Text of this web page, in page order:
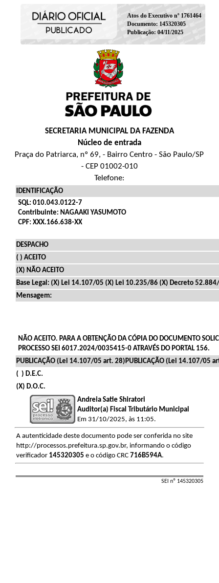
Atos do Executivo nº 1761464
Documento: 145320305
Publicação: 04/11/2025
SECRETARIA MUNICIPAL DA FAZENDA
Núcleo de entrada
Praça do Patriarca, nº 69, - Bairro Centro - São Paulo/SP
- CEP 01002-010
Telefone:
IDENTIFICAÇÃO
SQL: 010.043.0122-7
Contribuinte: NAGAAKI YASUMOTO
CPF: XXX.166.638-XX
DESPACHO
( ) ACEITO
(X) NÃO ACEITO
Base Legal: (X) Lei 14.107/05 (X) Lei 10.235/86 (X) Decreto
Mensagem:
NÃO ACEITO. PARA A OBTENÇÃO DA CÓPIA DO DOCUMENTO
PROCESSO SEI 6017.2024/0035415-0 ATRAVÉS DO PORTAL 156.
PUBLICAÇÃO (Lei 14.107/05 art. 28)PUBLICAÇÃO (Lei 14.107/05
( ) D.E.C.
(X) D.O.C.
Andreia Satie Shiratori
Auditor(a) Fiscal Tributário Municipal
Em 31/10/2025, às 11:05.
A autenticidade deste documento pode ser conferida no site
http://processos.prefeitura.sp.gov.br, informando o código
verificador 145320305 e o código CRC 716B594A.
SEI nº 145320305